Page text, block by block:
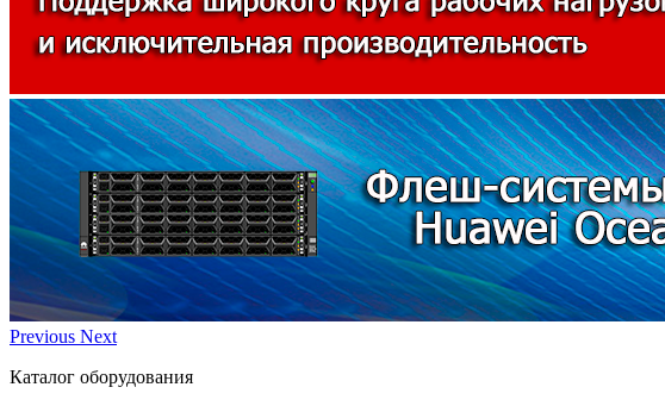
Previous Next
Каталог оборудования